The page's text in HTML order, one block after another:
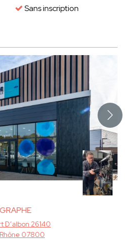
Sans inscription
D’albon 26140
07800